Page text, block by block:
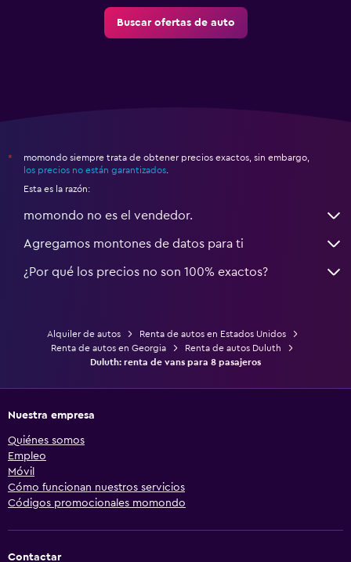
Buscar ofertas de auto
*
momondo siempre trata de obtener precios exactos, sin embargo,
los precios no están garantizados
Esta es la razón:
momondo no es el vendedor.
Agregamos montones de datos para ti
¿Por qué los precios no son 100% exactos?
Alquiler de autos
Renta de autos en Estados Unidos
Renta de autos en Georgia
Renta de autos Duluth
Duluth: renta de vans para 8 pasajeros
Nuestra empresa
Quiénes somos
Empleo
Móvil
Cómo funcionan nuestros servicios
Códigos promocionales momondo
Contactar